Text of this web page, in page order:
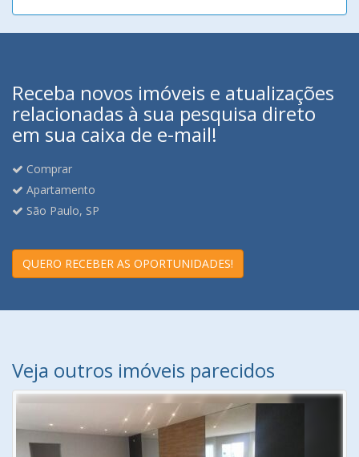
Receba novos imóveis e atualizações
relacionadas à sua pesquisa direto
em sua caixa de e-mail!
Comprar
Apartamento
São Paulo, SP
QUERO RECEBER AS OPORTUNIDADES!
Veja outros imóveis parecidos